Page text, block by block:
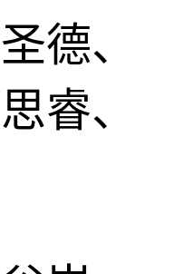
德、
睿、